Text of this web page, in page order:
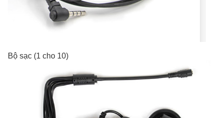
Bộ sạc (1 cho 10)